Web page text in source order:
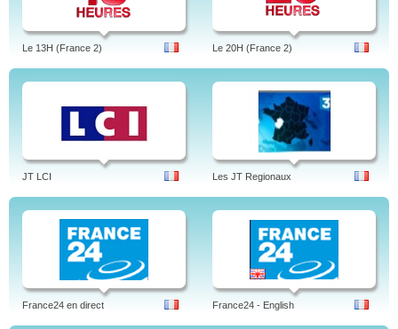
Le 13H (France 2) Le 20H (France 2)
JT LCI Les JT Regionaux
France24 en direct France24 - English